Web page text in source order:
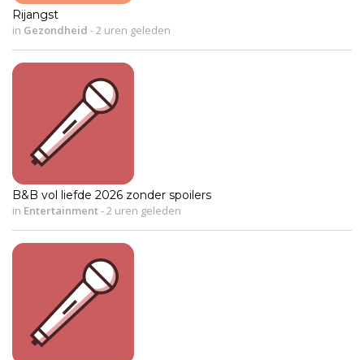
Rijangst
in Gezondheid - 2 uren geleden
B&B vol liefde 2026 zonder spoilers
in Entertainment- 2 uren geleden